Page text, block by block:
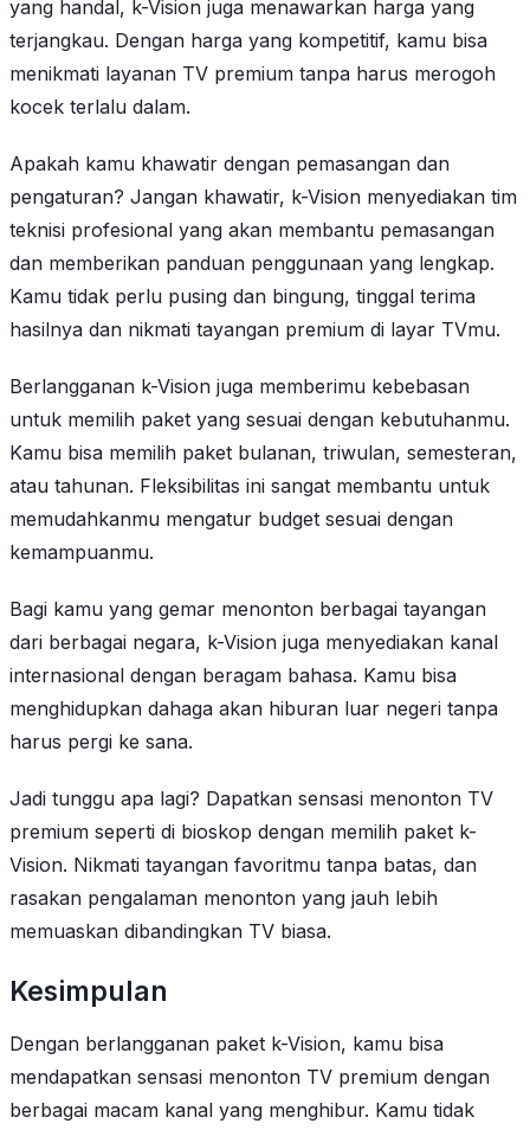
yang handal, k-Vision juga menawarkan harga yang
terjangkau. Dengan harga yang kompetitif, kamu bisa
menikmati layanan TV premium tanpa harus merogoh
kocek terlalu dalam.
Apakah kamu khawatir dengan pemasangan dan
pengaturan? Jangan khawatir, k-Vision menyediakan tim
teknisi profesional yang akan membantu pemasangan
dan memberikan panduan penggunaan yang lengkap.
Kamu tidak perlu pusing dan bingung, tinggal terima
hasilnya dan nikmati tayangan premium di layar TVmu.
Berlangganan k-Vision juga memberimu kebebasan
untuk memilih paket yang sesuai dengan kebutuhanmu.
Kamu bisa memilih paket bulanan, triwulan, semesteran,
atau tahunan. Fleksibilitas ini sangat membantu untuk
memudahkanmu mengatur budget sesuai dengan
kemampuanmu.
Bagi kamu yang gemar menonton berbagai tayangan
dari berbagai negara, k-Vision juga menyediakan kanal
internasional dengan beragam bahasa. Kamu bisa
menghidupkan dahaga akan hiburan luar negeri tanpa
harus pergi ke sana.
Jadi tunggu apa lagi? Dapatkan sensasi menonton TV
premium seperti di bioskop dengan memilih paket k-
Vision. Nikmati tayangan favoritmu tanpa batas, dan
rasakan pengalaman menonton yang jauh lebih
memuaskan dibandingkan TV biasa.
Kesimpulan
Dengan berlangganan paket k-Vision, kamu bisa
mendapatkan sensasi menonton TV premium dengan
berbagai macam kanal yang menghibur. Kamu tidak